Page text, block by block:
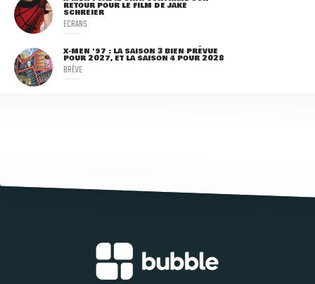
RETOUR POUR LE FILM DE JAKE
SCHREIER
ECRANS
X-MEN '97 : LA SAISON 3 BIEN PRÉVUE
POUR 2027, ET LA SAISON 4 POUR 2028
BRÈVE